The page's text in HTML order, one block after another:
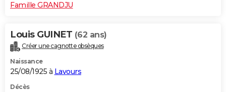
Famille GRANDJU
Louis GUINET (62 ans)
Créer une cagnotte obsèques
Naissance
25/08/1925 à Lavours
Décès